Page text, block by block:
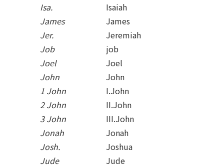
Isa.
Isaiah
James
James
Jer.
Jeremiah
Job
job
Joel
Joel
John
John
1 John
I.John
2 John
II.John
3 John
III.John
Jonah
Jonah
Josh.
Joshua
Jude
Jude